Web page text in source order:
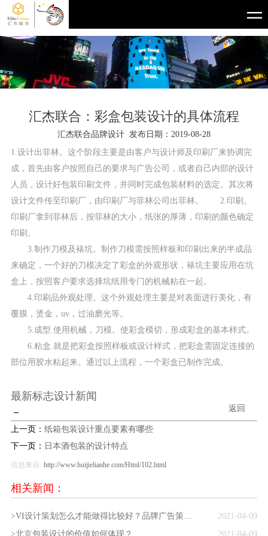
汇杰联合：彩盒包装设计的具体流程
汇杰联合品牌设计 发布日期：2019-08-28
1.设计出菲林。这个阶段主要是由客户与设计师及印刷厂来协调完
成，首先由客户按照自己的要求与广告公司，或者自己内部的设计
人员，设计好包装印刷文件，并同时完成包装材料的选定。其次将
设计文件传至印刷厂，由印刷厂与菲林公司出菲林。 2.印刷。
印刷厂拿到菲林后，按菲林的大小，纸张的厚薄，印刷的颜色确定
印刷。
3.制作刀模及裱坑。制作刀模需按照样板和印刷出来的半成品
来确定，一个好的刀模决定了彩盒的外观形状，裱坑主要应用在坑
盒上，按照客户要求选择坑纸用专门的机械粘在一起。
4.印刷品外观处理。这个外观处理主要是对表面进行美化，有
覆膜，烫金，uv，过油磨光等。
5.成型.使用机械，刀模。使彩盒模切，形成彩盒的基本样式。
6.粘盒.就是把彩盒按照样板或设计样式，把彩盒需固定连接的
部位用胶水粘起来。通过以上流程，一个彩盒已制作完成。
最新标志设计新闻
－
返回
上一页： 纸箱包装设计重点要素有哪些
下一页： 日本酒包装的设计特点
信息来自: http://www.huijielianhe.com/Html/102.html
相关新闻：
>VI设计策划怎么才能做得比较好？品牌广告策划公司的方法
2021-04-09
>北京包装设计的价值如何体现？
2021-04-09